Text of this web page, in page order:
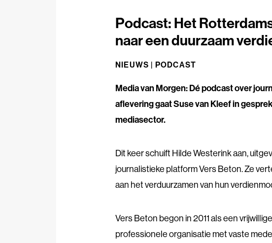
Podcast: Het
naar een duurzaam
NIEUWS | PODCAST
Media van Morgen: Dé podcast over
aflevering gaat Suse van Kleef in
mediasector.
Dit keer schuift Hilde Westerink aan,
journalistieke platform Vers Beton. Ze
aan het verduurzamen van hun
Vers Beton begon in 2011 als een
professionele organisatie met vaste